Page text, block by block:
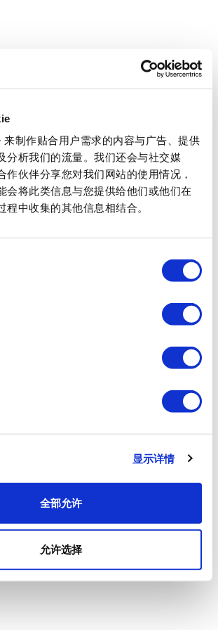
制作贴合用户需求的内容与广告、提供
分析我们的流量。我们还会与社交媒
作伙伴分享您对我们网站的使用情况，
会将此类信息与您提供给他们或他们在
程中收集的其他信息相结合。
显示详情
全部允许
允许选择